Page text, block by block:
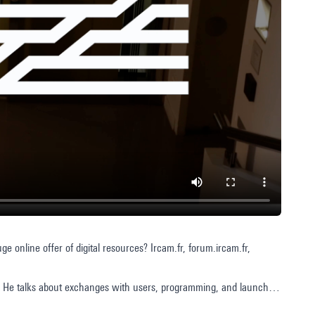
online offer of digital resources? Ircam.fr, forum.ircam.fr,
talks about exchanges with users, programming, and launching